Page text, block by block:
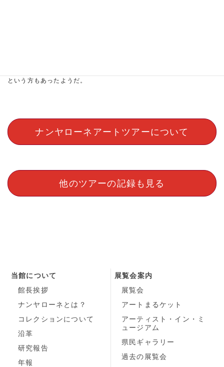
という方もあったようだ。
ナンヤローネアートツアーについて
他のツアーの記録も見る
当館について
館長挨拶
ナンヤローネとは？
コレクションについて
沿革
研究報告
年報
展覧会案内
展覧会
アートまるケット
アーティスト・イン・ミ
ュージアム
県民ギャラリー
過去の展覧会